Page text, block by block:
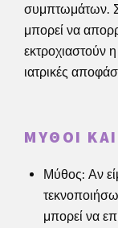
συμπτωμάτων.
μπορεί να
εκτροχιαστούν
ιατρικές
ΜΎΘΟΙ
Μύθος: Αν
μπορεί να